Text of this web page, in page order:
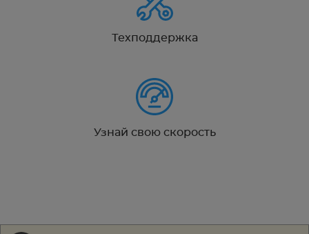
Техподдержка
Узнай свою скорость